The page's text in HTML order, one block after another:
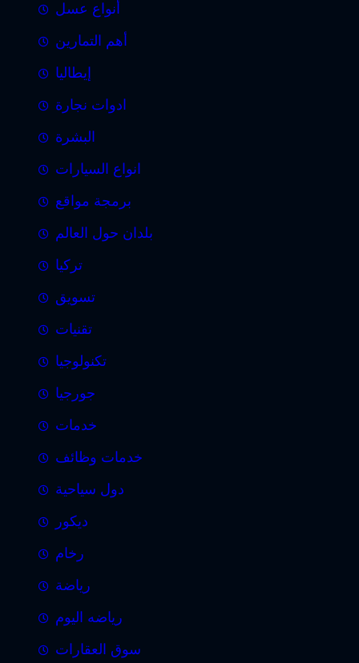
أنواع عسل
أهم التمارين
إيطاليا
ادوات نجارة
البشرة
انواع السيارات
برمجة مواقع
بلدان حول العالم
تركيا
تسويق
تقنيات
تكنولوجيا
جورجيا
خدمات
خدمات وظائف
دول سياحية
ديكور
رخام
رياضة
رياضه اليوم
سوق العقارات